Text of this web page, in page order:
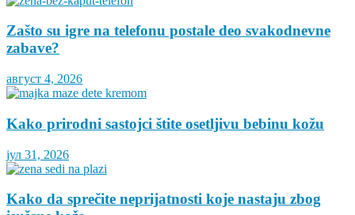
Zašto su igre na telefonu postale deo svakodnevne
zabave?
август 4, 2026
Kako prirodni sastojci štite osetljivu bebinu kožu
јул 31, 2026
Kako da sprečite neprijatnosti koje nastaju zbog